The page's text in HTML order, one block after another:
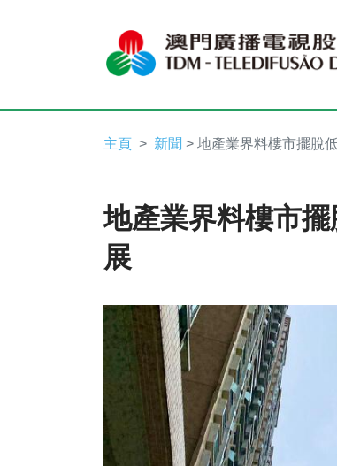
主頁 新聞 > 地產業界料樓市擺脫
地產業界料樓市
展